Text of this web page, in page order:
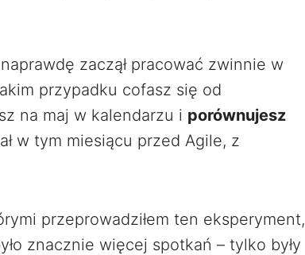
zaczął pracować zwinnie w
przypadku cofasz się od
na maj w kalendarzu i porównujesz
w tym miesiącu przed Agile, z
przeprowadziłem ten eksperyment,
znacznie więcej spotkań – tylko były